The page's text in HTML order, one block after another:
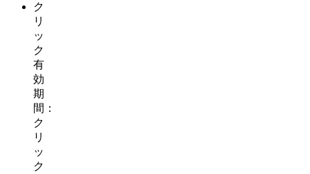
ク
リ
ッ
ク
有
効
期
間：
ク
リ
ッ
ク